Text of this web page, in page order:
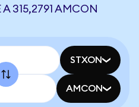
315,2791 AMCON
STXON
AMCON